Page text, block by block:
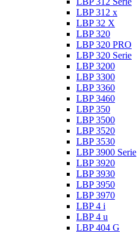
LBP 312 x
LBP 32 X
LBP 320
LBP 320 PRO
LBP 320 Serie
LBP 3200
LBP 3300
LBP 3360
LBP 3460
LBP 350
LBP 3500
LBP 3520
LBP 3530
LBP 3900 Serie
LBP 3920
LBP 3930
LBP 3950
LBP 3970
LBP 4 i
LBP 4 u
LBP 404 G